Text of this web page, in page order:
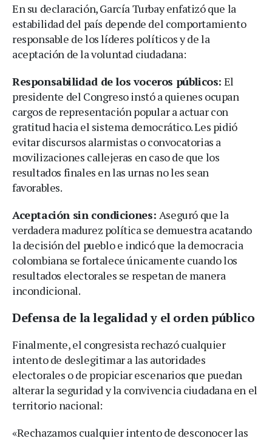
En su declaración, García Turbay enfatizó que la
estabilidad del país depende del comportamiento
responsable de los líderes políticos y de la
aceptación de la voluntad ciudadana:
Responsabilidad de los voceros públicos: El
presidente del Congreso instó a quienes ocupan
cargos de representación popular a actuar con
gratitud hacia el sistema democrático. Les pidió
evitar discursos alarmistas o convocatorias a
movilizaciones callejeras en caso de que los
resultados finales en las urnas no les sean
favorables.
Aceptación sin condiciones: Aseguró que la
verdadera madurez política se demuestra acatando
la decisión del pueblo e indicó que la democracia
colombiana se fortalece únicamente cuando los
resultados electorales se respetan de manera
incondicional.
Defensa de la legalidad y el orden público
Finalmente, el congresista rechazó cualquier
intento de deslegitimar a las autoridades
electorales o de propiciar escenarios que puedan
alterar la seguridad y la convivencia ciudadana en el
territorio nacional:
«Rechazamos cualquier intento de desconocer las